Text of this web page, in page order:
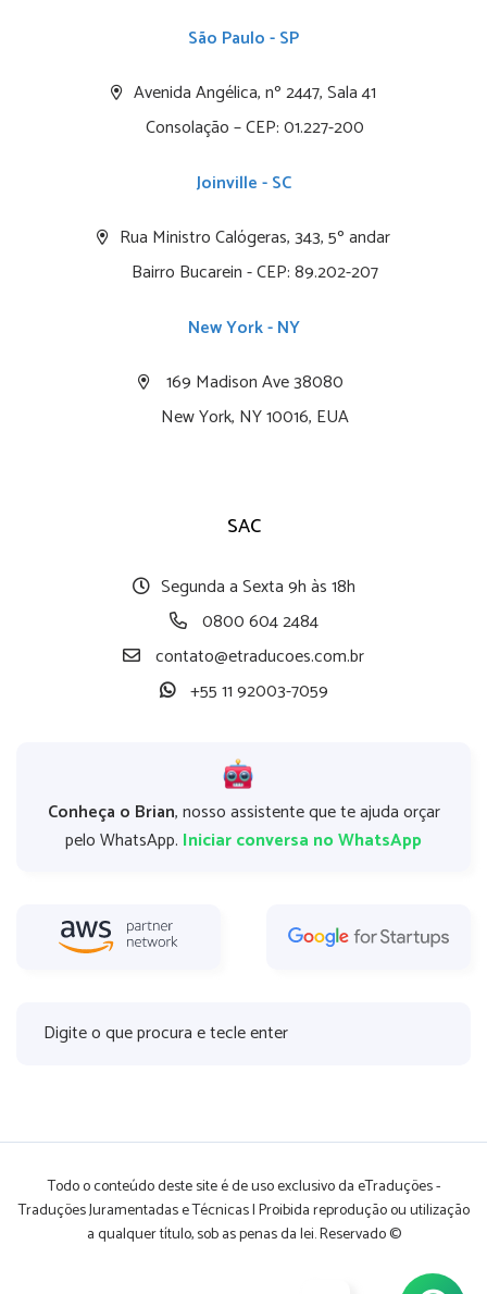
São Paulo - SP
Avenida Angélica, nº 2447, Sala 41
Consolação – CEP: 01.227-200
Joinville - SC
Rua Ministro Calógeras, 343, 5º andar
Bairro Bucarein - CEP: 89.202-207
New York - NY
169 Madison Ave 38080
New York, NY 10016, EUA
SAC
Segunda a Sexta 9h às 18h
0800 604 2484
contato@etraducoes.com.br
+55 11 92003-7059
Conheça o Brian, nosso assistente que te ajuda orçar
pelo WhatsApp. Iniciar conversa no WhatsApp
Todo o conteúdo deste site é de uso exclusivo da eTraduções -
Traduções Juramentadas e Técnicas | Proibida reprodução ou utilização
a qualquer título, sob as penas da lei. Reservado ©